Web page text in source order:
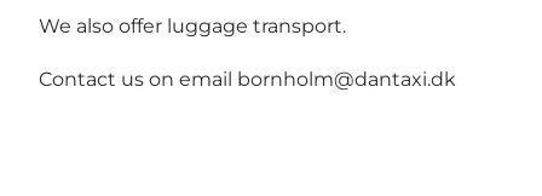
We also offer luggage transport.
Contact us on email bornholm@dantaxi.dk